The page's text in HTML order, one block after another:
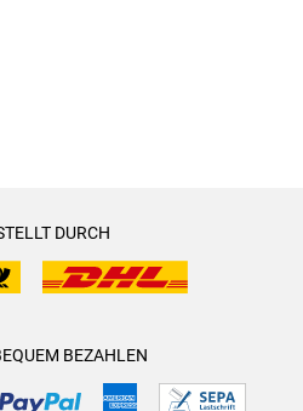
DURCH
BEZAHLEN